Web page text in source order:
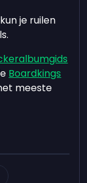
je ruilen
Boardkings
meeste